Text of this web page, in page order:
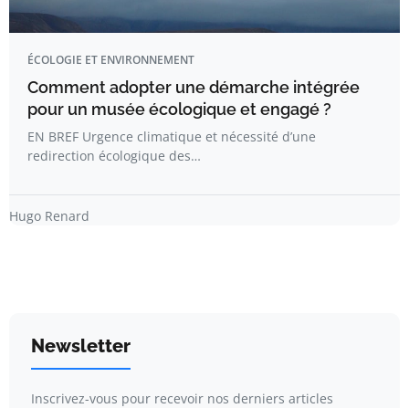
ÉCOLOGIE ET ENVIRONNEMENT
Comment adopter une démarche intégrée
pour un musée écologique et engagé ?
EN BREF Urgence climatique et nécessité d’une
redirection écologique des…
Hugo Renard
Newsletter
Inscrivez-vous pour recevoir nos derniers articles